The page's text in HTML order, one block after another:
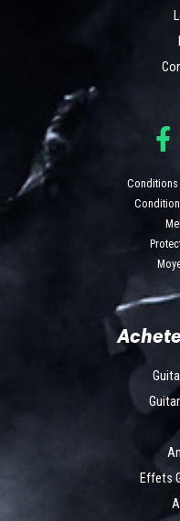
Effets